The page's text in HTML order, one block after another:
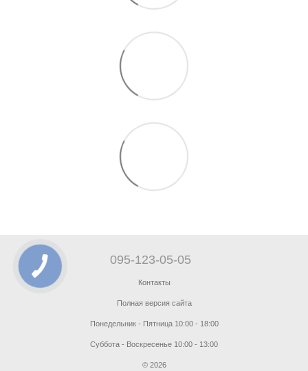
095-123-05-05
Контакты
Полная версия сайта
Понедельник - Пятница 10:00 - 18:00
Суббота - Воскресенье 10:00 - 13:00
© 2026